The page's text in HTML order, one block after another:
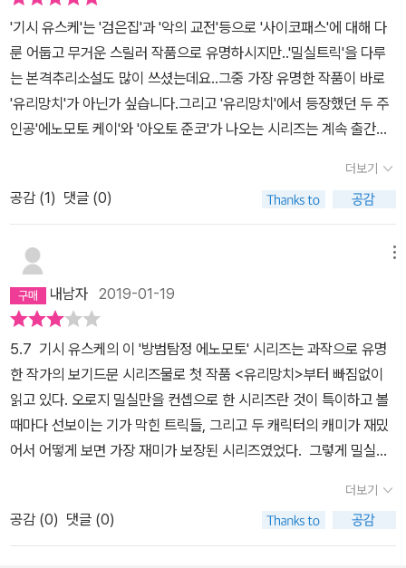
'기시 유스케'는 '검은집'과 '악의 교전'등으로 '사이코패스'에 대해 다
룬 어둡고 무거운 스릴러 작품으로 유명하시지만..'밀실트릭'을 다루
는 본격추리소설도 많이 쓰셨는데요..그중 가장 유명한 작품이 바로
'유리망치'가 아닌가 싶습니다.그리고 '유리망치'에서 등장했던 두 주
인공'에노모토 케이'와 '아오토 준코'가 나오는 시리즈는 계속 출간이
는데요..'미스터리 클락'은 '유리망치','자물쇠가 잠긴방','도깨비불의
집'에 이어..네번째로 만나게 되는 '에노모토 케이 & 아오토 준코'시리
즈입니다.주인공 '에노모토 케이'는 원래는 보안업체의 직원이엿지만,
현재는 자기가게를 운영중입니다.그리고 '아오토 준코'는 변호사지
모토 케이'의 장면으로 시작되는데요우락부락한 조폭 사이에서 낑낑
대며 '특수문'을 열고 있는데요..문을 열고 들어가니 조폭 한명이 권총
을 손에들고 죽은채 앉아있고..창문도 없고 통로도 없기에 다들 자살
이라고 생각하지만..'케이'는 그 시체를 보고 뭔가 수상함을 느낍니다.
그리고 얼마전에 비슷한 자살사건이 있었음을 알고, 동일범에 의한
살인이라고 생각하는데요결국 범인은 밝혀내지만, 돈도 못받고 도망
치는 '케이''미스터리 클락'은 총 네편의 중단편으로 이뤄져있습니다.
야쿠자의 의뢰로 특수문을 따려갔다가 시체를 발견하는 '완만한 자
살'은 가장 얇은데요넘 얇다보니 '아오토 준코'가 안나와서 아쉬웠는
더보기
공감 (1) 댓글 (0)
내남자 2019-01-19
5.7 기시 유스케의 이 '방범탐정 에노모토' 시리즈는 과작으로 유명
한 작가의 보기드문 시리즈물로 첫 작품 <유리망치>부터 빠짐없이
읽고 있다. 오로지 밀실만을 컨셉으로 한 시리즈란 것이 특이하고 볼
때마다 선보이는 기가 막힌 트릭들, 그리고 두 캐릭터의 캐미가 재밌
어서 어떻게 보면 가장 재미가 보장된 시리즈였었다. 그렇게 밀실이
를 표하곤 했다. 하지만 이번 신작은... 너무 멀리 갔다. 트릭이 너무
전문적이라서 지적 쾌감이 솟기에 다소 어려움이 따랐던 탓이다. 에
노모토가 용케 범인을 맞추고 트릭을 밝혀내도 독자로선 따라갈 방도
더보기
공감 (0) 댓글 (0)